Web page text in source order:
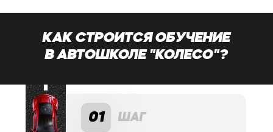
КАК СТРОИТСЯ ОБУЧЕНИЕ
В АВТОШКОЛЕ "КОЛЕСО"?
ШАГ
01